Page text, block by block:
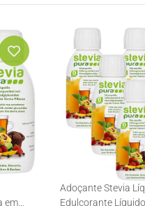
em
Adoçante Stevia
Edulcorante